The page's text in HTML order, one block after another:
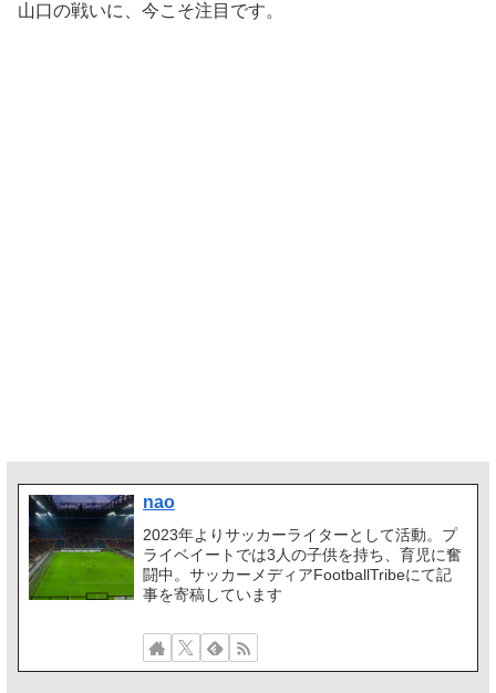
山口の戦いに、今こそ注目です。
nao
2023年よりサッカーライターとして活動。プ
ライベイートでは3人の子供を持ち、育児に奮
闘中。サッカーメディアFootballTribeにて記
事を寄稿しています